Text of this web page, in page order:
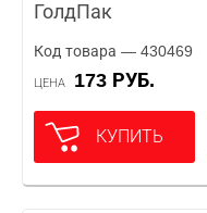
ГолдПак
Код товара — 430469
ЦЕНА 173 РУБ.
КУПИТЬ